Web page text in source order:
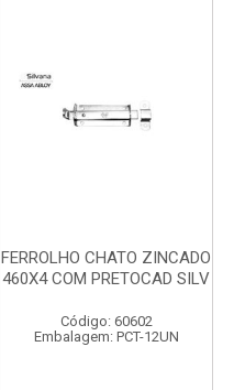
FERROLHO CHATO ZINCADO
460X4 COM PRETOCAD SILV
Código: 60602
Embalagem: PCT-12UN